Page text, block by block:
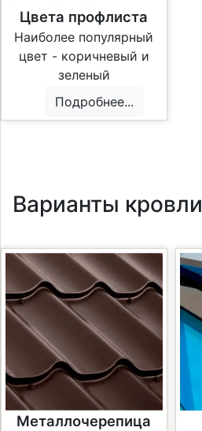
Цвета профлиста
Наиболее популярный
цвет - коричневый и
зеленый
Подробнее...
Варианты кровли
Металлочерепица